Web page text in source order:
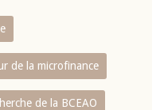
de la microfinance
de la BCEAO